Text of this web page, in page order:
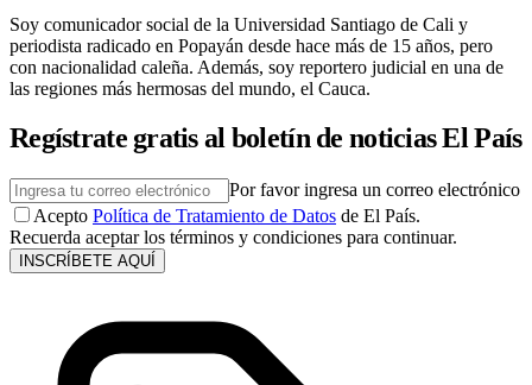
Soy comunicador social de la Universidad Santiago de Cali y
periodista radicado en Popayán desde hace más de 15 años, pero
con nacionalidad caleña. Además, soy reportero judicial en una de
las regiones más hermosas del mundo, el Cauca.
Regístrate gratis al boletín de noticias El País
Por favor ingresa un correo electrónico
Acepto Política de Tratamiento de Datos de El País.
Recuerda aceptar los términos y condiciones para continuar.
INSCRÍBETE AQUÍ